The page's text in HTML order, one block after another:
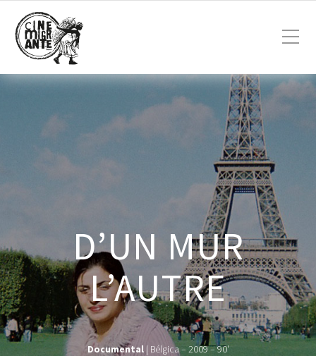
D’UN MUR
L’AUTRE
Documental| Bélgica – 2009 – 90'